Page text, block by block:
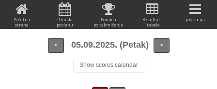
Početna
strana
Ponuda
po danu
Ponuda
po takmičenju
Rezultati
i tabele
još opcija
< 05.09.2025. (Petak) >
Show scores calendar